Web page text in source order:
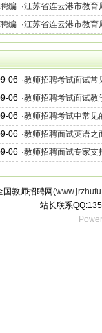
制内教师参加体检人
编 ·江苏省连云港市教育
制内教师面试通知
编 ·江苏省连云港市教育
制内教师通过资格复
06 ·教师招聘考试面试常
06 ·教师招聘考试面试教
06 ·教师招聘考试中常见
06 ·教师招聘面试英语之
06 ·教师招聘面试专家支
国教师招聘网(
站长联系